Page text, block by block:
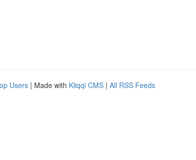
Users | Made with Kliqqi CMS | All RSS Feeds